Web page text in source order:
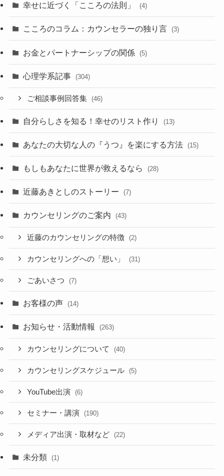
幸せに近づく「こころの法則」 (4)
こころのコラム：カウンセラーの独り言 (3)
お金とパートナーシップの関係 (5)
心理学系記事 (304)
ご相談事例回答集 (46)
自分らしさを知る！幸せのリスト作り (13)
あなたの大切な人の『うつ』を楽にする方法 (15)
もしもあなたに世界が救えるなら (28)
近藤あきとしのストーリー (7)
カウンセリングのご案内 (43)
近藤のカウンセリングの特徴 (2)
カウンセリングへの「想い」 (31)
ごあいさつ (7)
お客様の声 (14)
お知らせ・活動情報 (263)
カウンセリングについて (40)
カウンセリングスケジュール (5)
YouTube出演 (6)
セミナー・講演 (190)
メディア出演・取材など (22)
未分類 (1)